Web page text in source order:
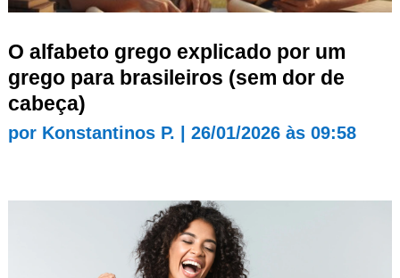
O alfabeto grego explicado por um
grego para brasileiros (sem dor de
cabeça)
por Konstantinos P. 26/01/2026 às 09:58